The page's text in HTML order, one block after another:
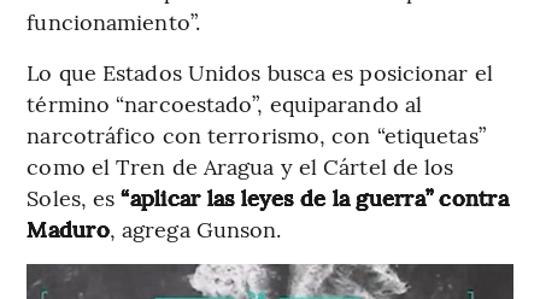
funcionamiento”.
Lo que Estados Unidos busca es posicionar el
término “narcoestado”, equiparando al
narcotráfico con terrorismo, con “etiquetas”
como el Tren de Aragua y el Cártel de los
Soles, es“aplicar las leyes de la guerra” contra
Maduro, agrega Gunson.